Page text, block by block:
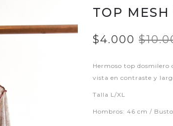
TOP
$4.000
Hermoso top dosmilero
vista en contraste y
Talla L/XL
Hombros: 46 cm /